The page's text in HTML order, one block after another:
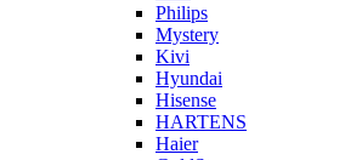
Philips
Mystery
Kivi
Hyundai
Hisense
HARTENS
Haier